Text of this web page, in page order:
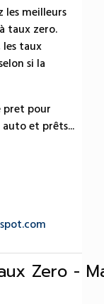
les meilleurs
taux zero.
taux
si la
pret pour
et prêts...
Zero -